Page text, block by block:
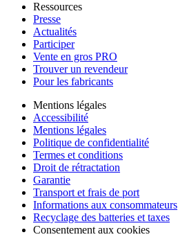
Ressources
Presse
Actualités
Participer
Vente en gros PRO
Trouver un revendeur
Pour les fabricants
Mentions légales
Accessibilité
Mentions légales
Politique de confidentialité
Termes et conditions
Droit de rétractation
Garantie
Transport et frais de port
Informations aux consommateurs
Recyclage des batteries et taxes
Consentement aux cookies